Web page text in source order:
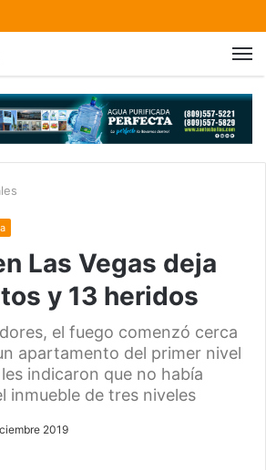
Las Vegas deja
y 13 heridos
el fuego comenzó cerca
apartamento del primer nivel
indicaron que no había
inmueble de tres niveles
2019